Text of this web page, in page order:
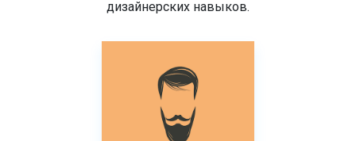
дизайнерских навыков.